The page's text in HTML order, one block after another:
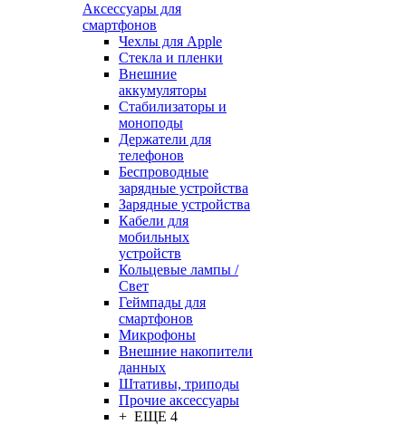
Аксессуары для
смартфонов
Чехлы для Apple
Стекла и пленки
Внешние
аккумуляторы
Стабилизаторы и
моноподы
Держатели для
телефонов
Беспроводные
зарядные устройства
Зарядные устройства
Кабели для
мобильных
устройств
Кольцевые лампы /
Свет
Геймпады для
смартфонов
Микрофоны
Внешние накопители
данных
Штативы, триподы
Прочие аксессуары
+ ЕЩЕ 4